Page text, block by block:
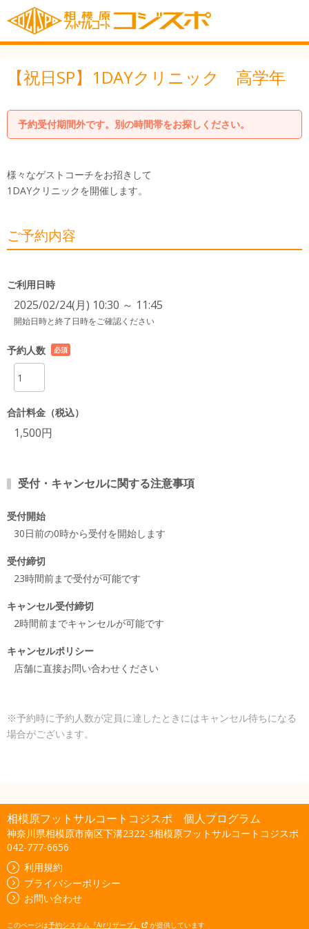
【祝日SP】1DAYクリニック 高学年
予約受付期間外です。別の時間帯をお探しください。
様々なゲストコーチをお招きして
1DAYクリニックを開催します。
ご予約内容
ご利用日時
2025/02/24(月) 10:30 ～ 11:45
開始日時と終了日時をご確認ください
予約人数
必須
合計料金（税込）
1,500円
受付・キャンセルに関する注意事項
受付開始
30日前の0時から受付を開始します
受付締切
23時間前まで受付が可能です
キャンセル受付締切
2時間前までキャンセルが可能です
キャンセルポリシー
店舗に直接お問い合わせください
※予約時に予約人数が定員に達したときにはキャンセル待ちになる
場合がございます。
相模原フットサルコートコジスポ 個人プログラム
神奈川県相模原市南区下溝2322-3相模原フットサルコートコジスポ
042-777-6656
利用規約
プライバシーポリシー
お問い合わせ
このページは予約システム『Airリザーブ』 が提供しています